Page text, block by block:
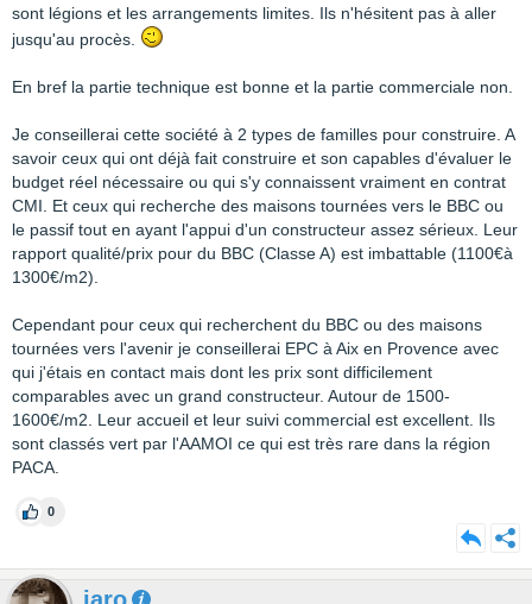
sont légions et les arrangements limites. Ils n'hésitent pas à aller
jusqu'au procès.
En bref la partie technique est bonne et la partie commerciale non.
Je conseillerai cette société à 2 types de familles pour construire. A
savoir ceux qui ont déjà fait construire et son capables d'évaluer le
budget réel nécessaire ou qui s'y connaissent vraiment en contrat
CMI. Et ceux qui recherche des maisons tournées vers le BBC ou
le passif tout en ayant l'appui d'un constructeur assez sérieux. Leur
rapport qualité/prix pour du BBC (Classe A) est imbattable (1100€à
1300€/m2).
Cependant pour ceux qui recherchent du BBC ou des maisons
tournées vers l'avenir je conseillerai EPC à Aix en Provence avec
qui j'étais en contact mais dont les prix sont difficilement
comparables avec un grand constructeur. Autour de 1500-
1600€/m2. Leur accueil et leur suivi commercial est excellent. Ils
sont classés vert par l'AAMOI ce qui est très rare dans la région
PACA.
0